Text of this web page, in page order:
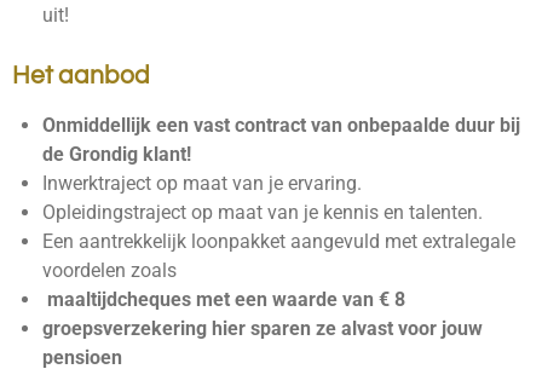
uit!
Het aanbod
Onmiddellijk een vast contract van onbepaalde duur bij
de Grondig klant!
Inwerktraject op maat van je ervaring.
Opleidingstraject op maat van je kennis en talenten.
Een aantrekkelijk loonpakket aangevuld met extralegale
voordelen zoals
maaltijdcheques met een waarde van € 8
groepsverzekering hier sparen ze alvast voor jouw
pensioen